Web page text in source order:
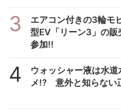
3
エアコン付きの3輪モ
型EV「リーン3」の
参加!!
4
ウォッシャー液は水
メ!? 意外と知らない